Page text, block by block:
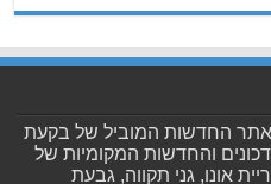
אתר החדשות המוביל של בקעת
והחדשות המקומיות של
אונו, גני תקווה, גבעת